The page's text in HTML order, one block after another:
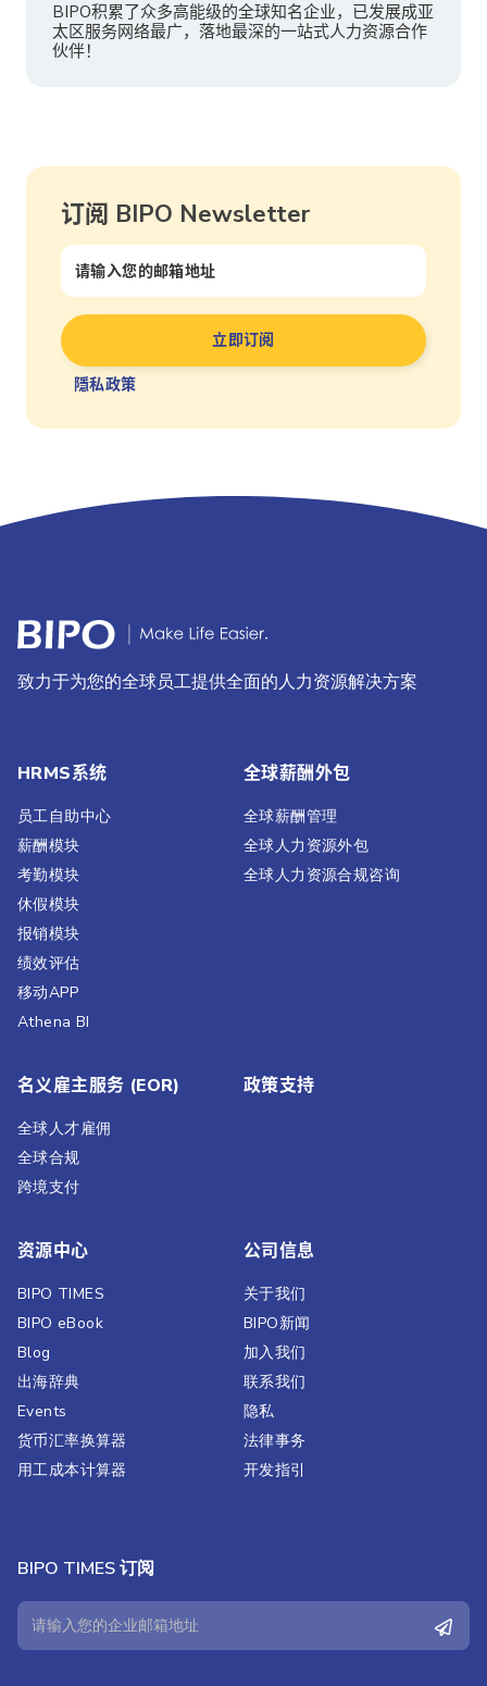
BIPO积累了众多高能级的全球知名企业，已发展成亚
太区服务网络最广，落地最深的一站式人力资源合作
伙伴！
订阅 BIPO Newsletter
隱私政策
致力于为您的全球员工提供全面的人力资源解决方案
HRMS系统
员工自助中心
薪酬模块
考勤模块
休假模块
报销模块
绩效评估​
移动APP
Athena BI
全球薪酬外包
全球薪酬管理
全球人力资源外包
全球人力资源合规咨询
名义雇主服务 (EOR)
全球人才雇佣
全球合规
跨境支付
政策支持
资源中心
BIPO TIMES
BIPO eBook
Blog
出海辞典
Events
货币汇率换算器
用工成本计算器
公司信息
关于我们
BIPO新闻​
加入我们
联系我们
隐私
法律事务
开发指引
BIPO TIMES 订阅